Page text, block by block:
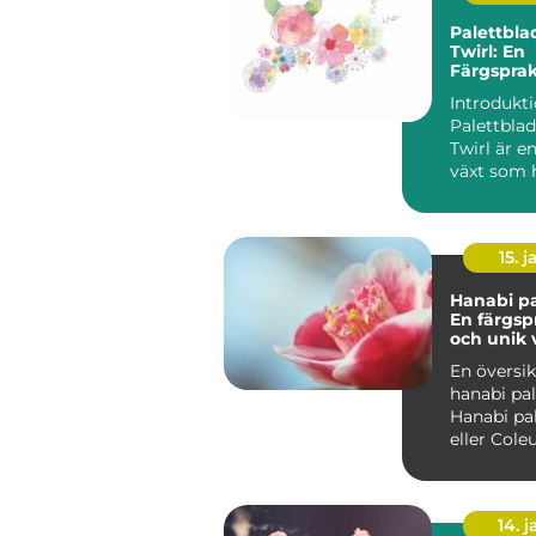
Twirl: En
Twirl är
växt som
sin ...
15.
Hanabi
En
och unik
En
hanabi
Hanabi
eller
det
14.